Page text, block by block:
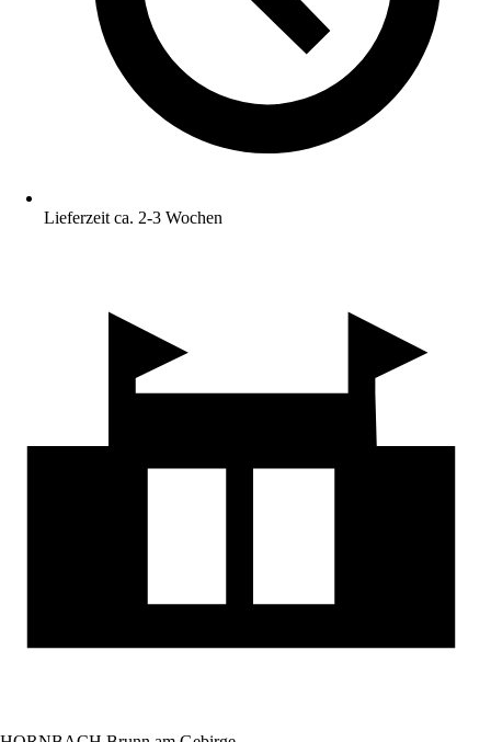
Lieferzeit ca. 2-3 Wochen